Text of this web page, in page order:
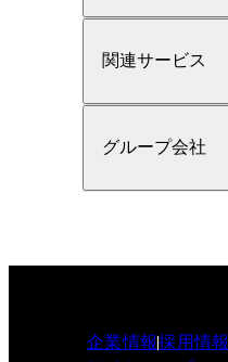
関連サービス
グループ会社
企業情報採用情報